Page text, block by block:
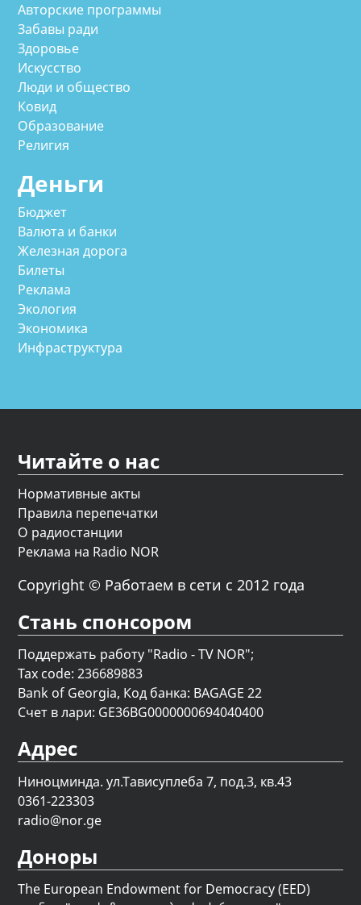
Авторские программы
Забавы ради
Здоровье
Искусство
Люди и общество
Ковид
Образование
Религия
Деньги
Бюджет
Валюта и банки
Железная дорога
Билеты
Реклама
Экология
Экономика
Инфраструктура
Читайте о нас
Нормативные акты
Правила перепечатки
О радиостанции
Реклама на Radio NOR
Copyright © Работаем в сети с 2012 года
Стань спонсором
Поддержать работу "Radio - TV NOR";
Tax code: 236689883
Bank of Georgia, Код банка: BAGAGE 22
Счет в лари: GE36BG0000000694040400
Адрес
Ниноцминда. ул.Тависуплеба 7, под.3, кв.43
0361-223303
radio@nor.ge
Доноры
The European Endowment for Democracy (EED)